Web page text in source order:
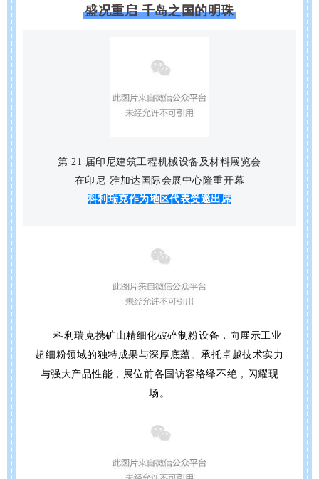
盛况重启 千岛之国的明珠
第 21 届印尼建筑工程机械设备及材料展览会
在印尼-雅加达国际会展中心隆重开幕
科利瑞克作为地区代表受邀出席
科利瑞克携矿山精细化破碎制粉设备，向展示工业
超细粉领域的独特成果与深厚底蕴。承托卓越技术实力
与强大产品性能，展位前各国访客络绎不绝 ，闪耀现
场。